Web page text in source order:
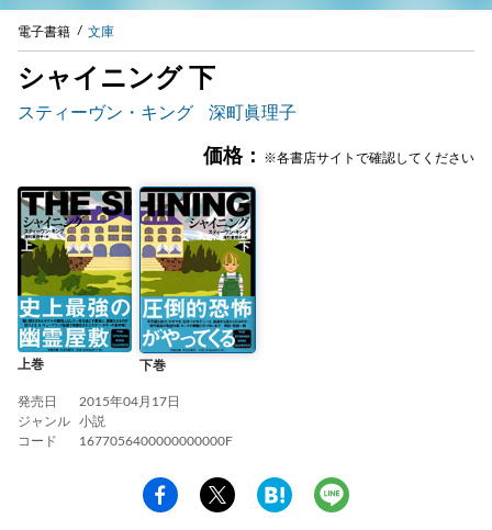
電子書籍 文庫
シャイニング 下
スティーヴン・キング 深町眞理子
価格： ※各書店サイトで確認してください
上巻 下巻
発売日
2015年04月17日
ジャンル
小説
コード
1677056400000000000F